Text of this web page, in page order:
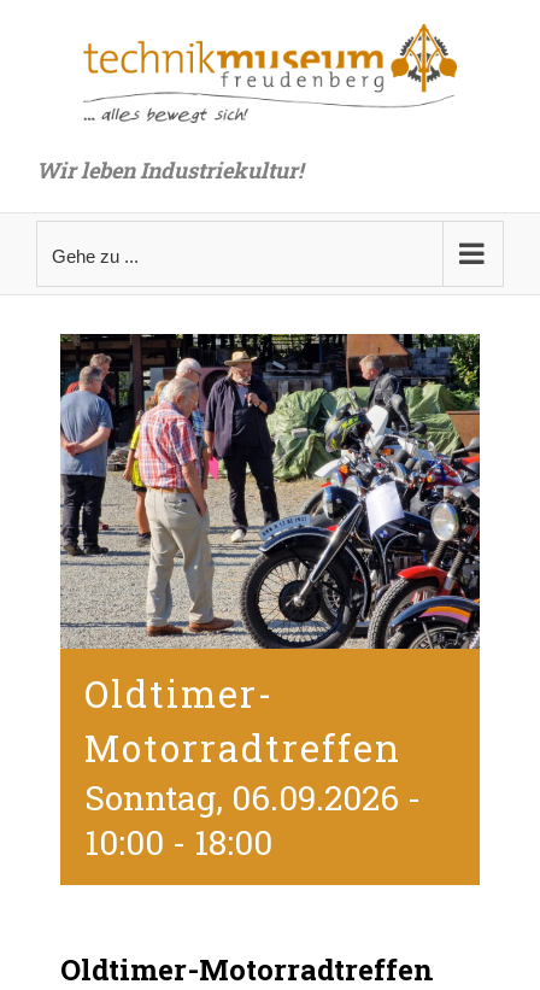
Wir leben Industriekultur!
Gehe zu ...
Oldtimer-
Motorradtreffen
Sonntag, 06.09.2026 -
10:00 - 18:00
Oldtimer-Motorradtreffen